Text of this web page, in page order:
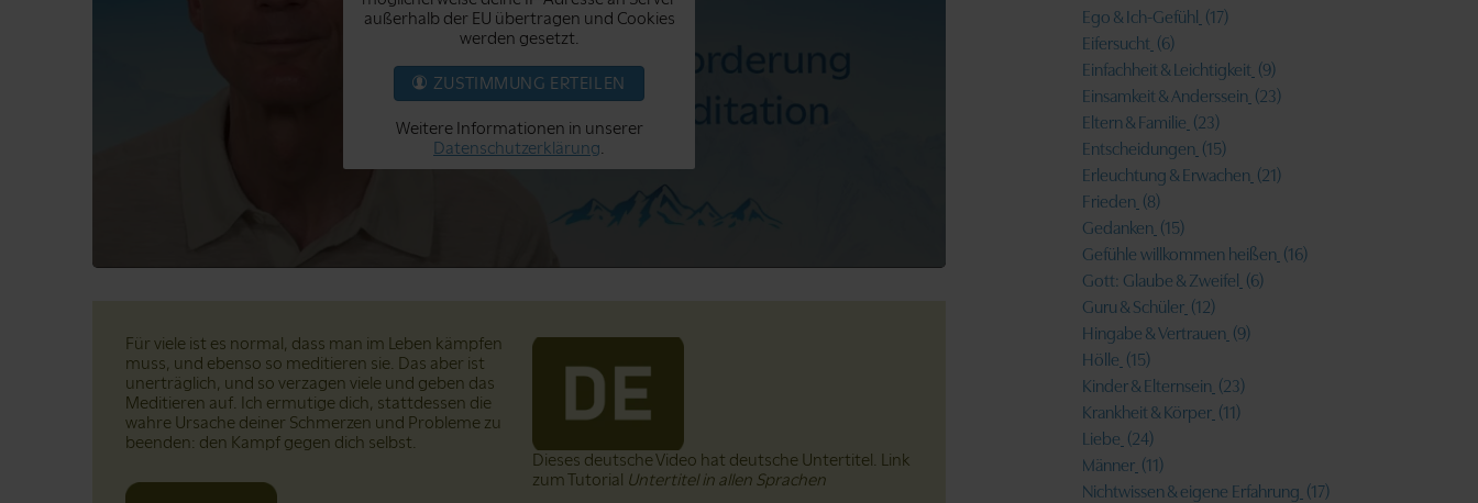
außerhalb der EU übertragen und Cookies
werden gesetzt.
ZUSTIMMUNG ERTEILEN
Weitere Informationen in unserer
Datenschutzerklärung.
Für viele ist es normal, dass man im Leben kämpfen
muss, und ebenso so meditieren sie. Das aber ist
unerträglich, und so verzagen viele und geben das
Meditieren auf. Ich ermutige dich, stattdessen die
wahre Ursache deiner Schmerzen und Probleme zu
beenden: den Kampf gegen dich selbst.
Dieses deutsche Video hat deutsche Untertitel. Link
zum Tutorial Untertitel in allen Sprachen
Ego & Ich-Gefühl (17)
Eifersucht (6)
Einfachheit & Leichtigkeit (9)
Einsamkeit & Anderssein (23)
Eltern & Familie (23)
Entscheidungen (15)
Erleuchtung & Erwachen (21)
Frieden (8)
Gedanken (15)
Gefühle willkommen heißen (16)
Gott: Glaube & Zweifel
(6)
Guru & Schüler (12)
Hingabe & Vertrauen (9)
Hölle (15)
Kinder & Elternsein (23)
Krankheit & Körper (11)
Liebe (24)
Männer (11)
Nichtwissen & eigene Erfahrung (17)